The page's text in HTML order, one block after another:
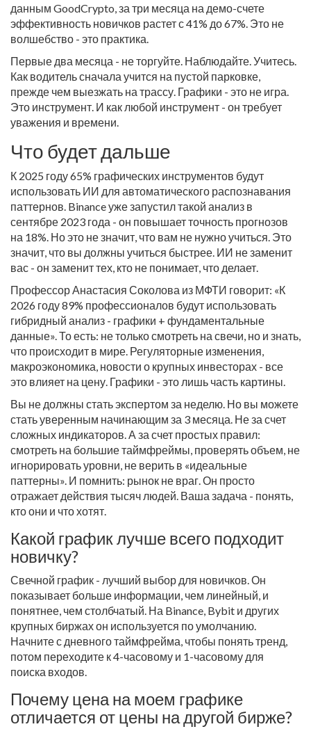
данным GoodCrypto, за три месяца на демо-счете
эффективность новичков растет с 41% до 67%. Это не
волшебство - это практика.
Первые два месяца - не торгуйте. Наблюдайте. Учитесь.
Как водитель сначала учится на пустой парковке,
прежде чем выезжать на трассу. Графики - это не игра.
Это инструмент. И как любой инструмент - он требует
уважения и времени.
Что будет дальше
К 2025 году 65% графических инструментов будут
использовать ИИ для автоматического распознавания
паттернов. Binance уже запустил такой анализ в
сентябре 2023 года - он повышает точность прогнозов
на 18%. Но это не значит, что вам не нужно учиться. Это
значит, что вы должны учиться быстрее. ИИ не заменит
вас - он заменит тех, кто не понимает, что делает.
Профессор Анастасия Соколова из МФТИ говорит: «К
2026 году 89% профессионалов будут использовать
гибридный анализ - графики + фундаментальные
данные». То есть: не только смотреть на свечи, но и знать,
что происходит в мире. Регуляторные изменения,
макроэкономика, новости о крупных инвесторах - все
это влияет на цену. Графики - это лишь часть картины.
Вы не должны стать экспертом за неделю. Но вы можете
стать уверенным начинающим за 3 месяца. Не за счет
сложных индикаторов. А за счет простых правил:
смотреть на большие таймфреймы, проверять объем, не
игнорировать уровни, не верить в «идеальные
паттерны». И помнить: рынок не враг. Он просто
отражает действия тысяч людей. Ваша задача - понять,
кто они и что хотят.
Какой график лучше всего подходит
новичку?
Свечной график - лучший выбор для новичков. Он
показывает больше информации, чем линейный, и
понятнее, чем столбчатый. На Binance, Bybit и других
крупных биржах он используется по умолчанию.
Начните с дневного таймфрейма, чтобы понять тренд,
потом переходите к 4-часовому и 1-часовому для
поиска входов.
Почему цена на моем графике
отличается от цены на другой бирже?